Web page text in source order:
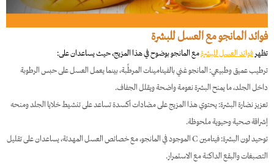
فوائد المانجو مع العسل للبشرة
تظهر فوائد العسل للبشرةمع المانجو بوضوح في هذا المزيج، حيث يساعدان على:
ترطيب عميق وطبيعي: المانجو غني بالفيتامينات المرطِّبة، بينما يعمل العسل على حبس الرطوبة
داخل الجلد، ما يمنح البشرة نعومة واضحة ويقلل الجفاف.
تعزيز نضارة البشرة: يحتوي هذا المزيج على مضادات أكسدة تساعد على تنشيط خلايا الجلد ومنحه
إشراقة صحية وحيوية ملحوظة.
توحيد لون البشرة: فيتامين C الموجود في المانجو، مع خصائص العسل المهدئة، يساعدان على تقليل
التصبغات والبقع الداكنة مع الاستمرار.